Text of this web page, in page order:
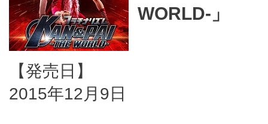
WORLD-」
【発売日】
2015年12月9日